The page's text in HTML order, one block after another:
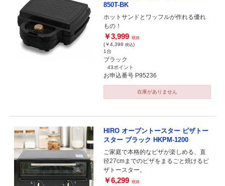
850T-BK
ホットサンドとワッフルが作れる優れ
もの！
￥3,999 税抜
(￥4,398 税込)
1台
ブラック
43ポイント
お申込番号 P95236
在庫がありません
HIRO オーブントースター ピザトー
スター ブラック HKPM-1200
ご家庭で本格的なピザが楽しめる、直
径27cmまでのピザをまるごと焼けるピ
ザトースター。
￥6,299 税抜